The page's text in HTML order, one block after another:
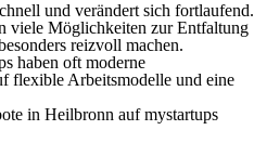
und verändert sich fortlaufend.
viele Möglichkeiten zur Entfaltung
reizvoll machen.
haben oft moderne
flexible Arbeitsmodelle und eine
in Heilbronn auf mystartups